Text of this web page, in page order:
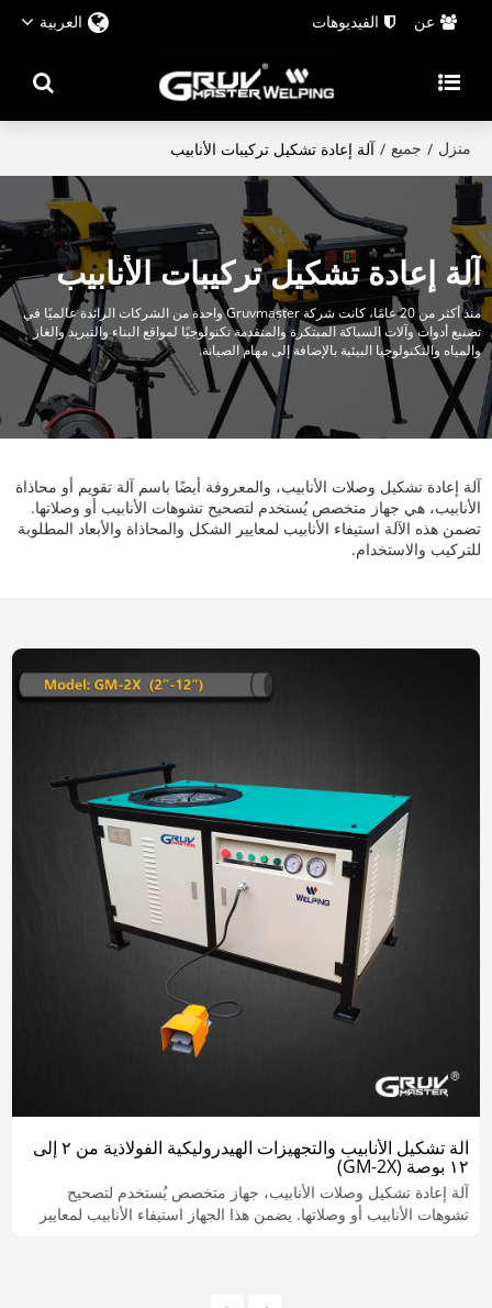
عن الفيديوهات العربية
منزل / جميع / آلة إعادة تشكيل تركيبات الأنابيب
آلة إعادة تشكيل تركيبات الأنابيب
منذ أكثر من 20 عامًا، كانت شركة Gruvmaster واحدة من الشركات الرائدة عالميًا في
تصنيع أدوات وآلات السباكة المبتكرة والمتقدمة تكنولوجيًا لمواقع البناء والتبريد والغاز
والمياه والتكنولوجيا البيئية بالإضافة إلى مهام الصيانة.
آلة إعادة تشكيل وصلات الأنابيب، والمعروفة أيضًا باسم آلة تقويم أو محاذاة
الأنابيب، هي جهاز متخصص يُستخدم لتصحيح تشوهات الأنابيب أو وصلاتها.
تضمن هذه الآلة استيفاء الأنابيب لمعايير الشكل والمحاذاة والأبعاد المطلوبة
للتركيب والاستخدام.
آلة تشكيل الأنابيب والتجهيزات الهيدروليكية الفولاذية من ٢ إلى
١٢ بوصة (GM-2X)
آلة إعادة تشكيل وصلات الأنابيب، جهاز متخصص يُستخدم لتصحيح
تشوهات الأنابيب أو وصلاتها. يضمن هذا الجهاز استيفاء الأنابيب لمعايير